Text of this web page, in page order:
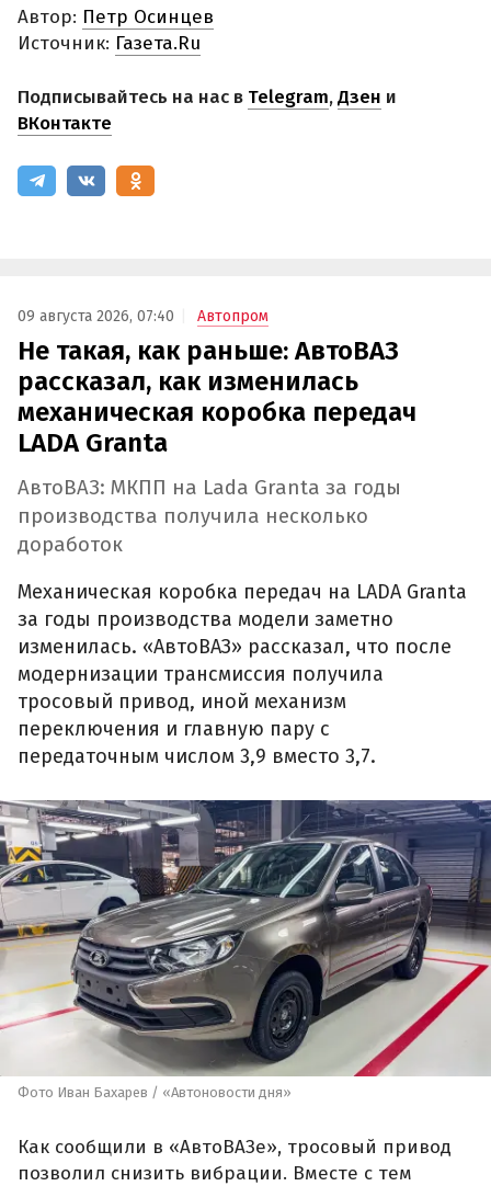
Автор: Петр Осинцев
Источник: Газета.Ru
Подписывайтесь на нас в Telegram,Дзен и
ВКонтакте
09 августа 2026, 07:40 Автопром
Не такая, как раньше: АвтоВАЗ
рассказал, как изменилась
механическая коробка передач
LADA Granta
АвтоВАЗ: МКПП на Lada Granta за годы
производства получила несколько
доработок
Механическая коробка передач на LADA Granta
за годы производства модели заметно
изменилась. «АвтоВАЗ» рассказал, что после
модернизации трансмиссия получила
тросовый привод, иной механизм
переключения и главную пару с
передаточным числом 3,9 вместо 3,7.
Фото Иван Бахарев / «Автоновости дня»
Как сообщили в «АвтоВАЗе», тросовый привод
позволил снизить вибрации. Вместе с тем